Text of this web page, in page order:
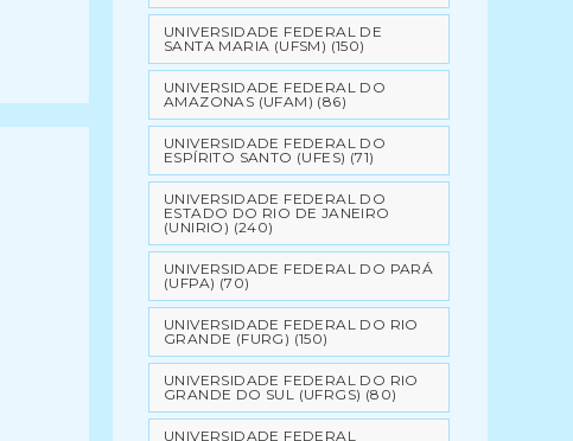
UNIVERSIDADE FEDERAL DE
SANTA MARIA (UFSM) (150)
UNIVERSIDADE FEDERAL DO
AMAZONAS (UFAM) (86)
UNIVERSIDADE FEDERAL DO
ESPÍRITO SANTO (UFES) (71)
UNIVERSIDADE FEDERAL DO
ESTADO DO RIO DE JANEIRO
(UNIRIO) (240)
UNIVERSIDADE FEDERAL DO PARÁ
(UFPA) (70)
UNIVERSIDADE FEDERAL DO RIO
GRANDE (FURG) (150)
UNIVERSIDADE FEDERAL DO RIO
GRANDE DO SUL (UFRGS) (80)
UNIVERSIDADE FEDERAL